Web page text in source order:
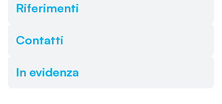
Riferimenti
Contatti
In evidenza